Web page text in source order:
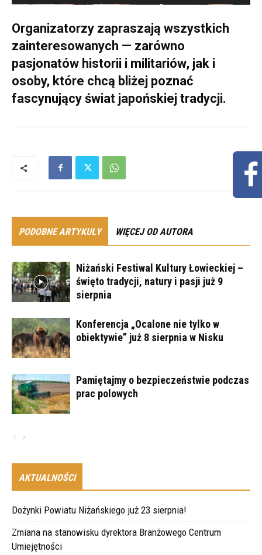
Organizatorzy zapraszają wszystkich
zainteresowanych — zarówno
pasjonatów historii i militariów, jak i
osoby, które chcą bliżej poznać
fascynujący świat japońskiej tradycji.
PODOBNE ARTYKUŁY WIĘCEJ OD AUTORA
Niżański Festiwal Kultury Łowieckiej –
święto tradycji, natury i pasji już 9
sierpnia
Konferencja „Ocalone nie tylko w
obiektywie” już 8 sierpnia w Nisku
Pamiętajmy o bezpieczeństwie podczas
prac polowych
AKTUALNOŚCI
Dożynki Powiatu Niżańskiego już 23 sierpnia!
Zmiana na stanowisku dyrektora Branżowego Centrum
Umiejętności